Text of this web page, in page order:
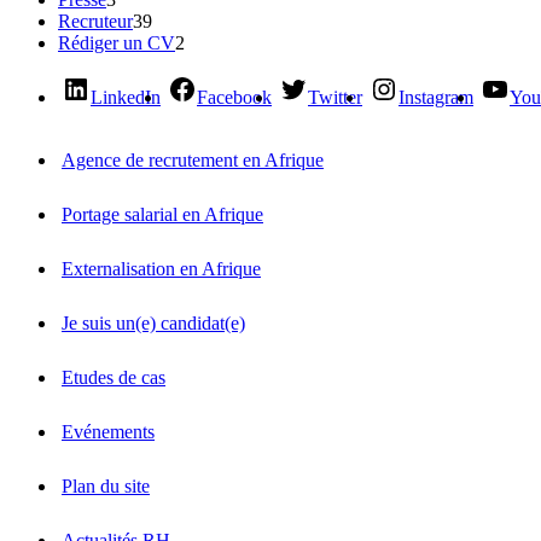
Recruteur39
Rédiger un CV2
LinkedIn Facebook Twitter Instagram
Agence de recrutement en Afrique
Portage salarial en Afrique
Externalisation en Afrique
Je suis un(e) candidat(e)
Etudes de cas
Evénements
Plan du site